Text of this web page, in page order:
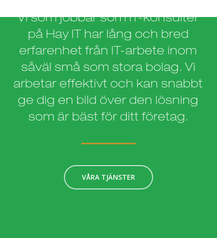
Vi som jobbar som IT-konsulter
på Hay IT har lång och bred
erfarenhet från IT-arbete inom
såväl små som stora bolag. Vi
arbetar effektivt och kan snabbt
ge dig en bild över den lösning
som är bäst för ditt företag.
VÅRA TJÄNSTER